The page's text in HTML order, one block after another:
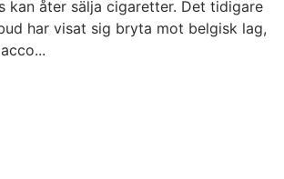
kan åter sälja cigaretter. Det tidigare
har visat sig bryta mot belgisk lag,